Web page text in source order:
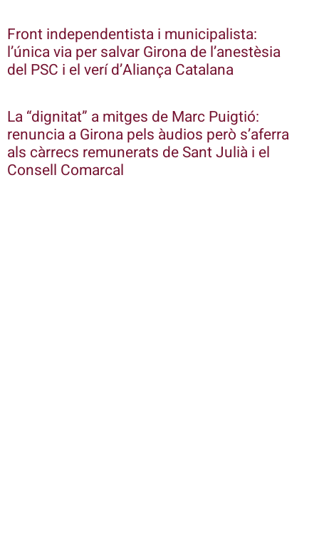
Front independentista i municipalista:
l’única via per salvar Girona de l’anestèsia
del PSC i el verí d’Aliança Catalana
La “dignitat” a mitges de Marc Puigtió:
renuncia a Girona pels àudios però s’aferra
als càrrecs remunerats de Sant Julià i el
Consell Comarcal